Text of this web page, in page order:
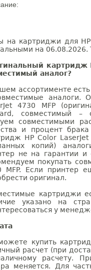
на картриджи для HP
на 06.08.2026.
картридж
аналог?
ассортименте
аналоги.
4730 MFP
совместимый –
совместимыми
и процент
HP Color
копий)
не на гарантии
покупать
MFP. Если принтер
оригинал.
картриджи
указано на
у
купить
расчет (при
расчету.
меняется. Для